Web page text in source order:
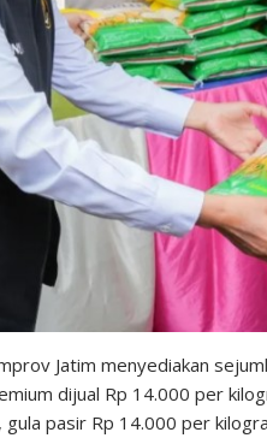
Jatim menyediakan
dijual Rp 14.000 per
pasir Rp 14.000 per